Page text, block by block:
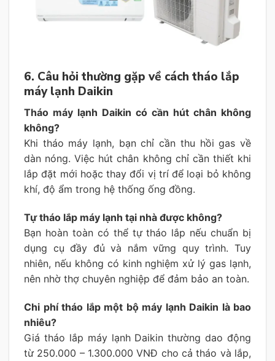
6. Câu hỏi thường gặp về cách tháo lắp
máy lạnh Daikin
Tháo máy lạnh Daikin có cần hút chân không
không?
Khi tháo máy lạnh, bạn chỉ cần thu hồi gas về
dàn nóng. Việc hút chân không chỉ cần thiết khi
lắp đặt mới hoặc thay đổi vị trí để loại bỏ không
khí, độ ẩm trong hệ thống ống đồng.
Tự tháo lắp máy lạnh tại nhà được không?
Bạn hoàn toàn có thể tự tháo lắp nếu chuẩn bị
dụng cụ đầy đủ và nắm vững quy trình. Tuy
nhiên, nếu không có kinh nghiệm xử lý gas lạnh,
nên nhờ thợ chuyên nghiệp để đảm bảo an toàn.
Chi phí tháo lắp một bộ máy lạnh Daikin là bao
nhiêu?
Giá tháo lắp máy lạnh Daikin thường dao động
từ 250.000 – 1.300.000 VNĐ cho cả tháo và lắp,